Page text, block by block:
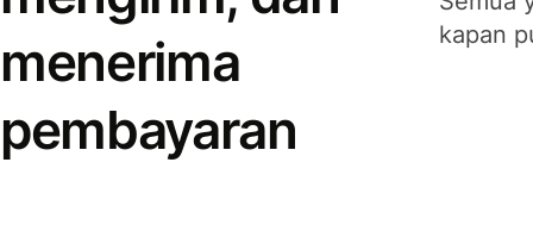
menerima
pembayaran
kapan